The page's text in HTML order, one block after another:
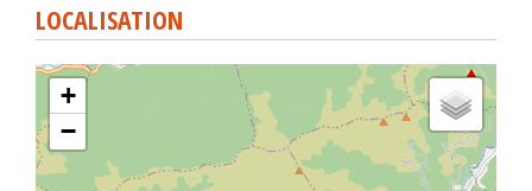
LOCALISATION
+
−